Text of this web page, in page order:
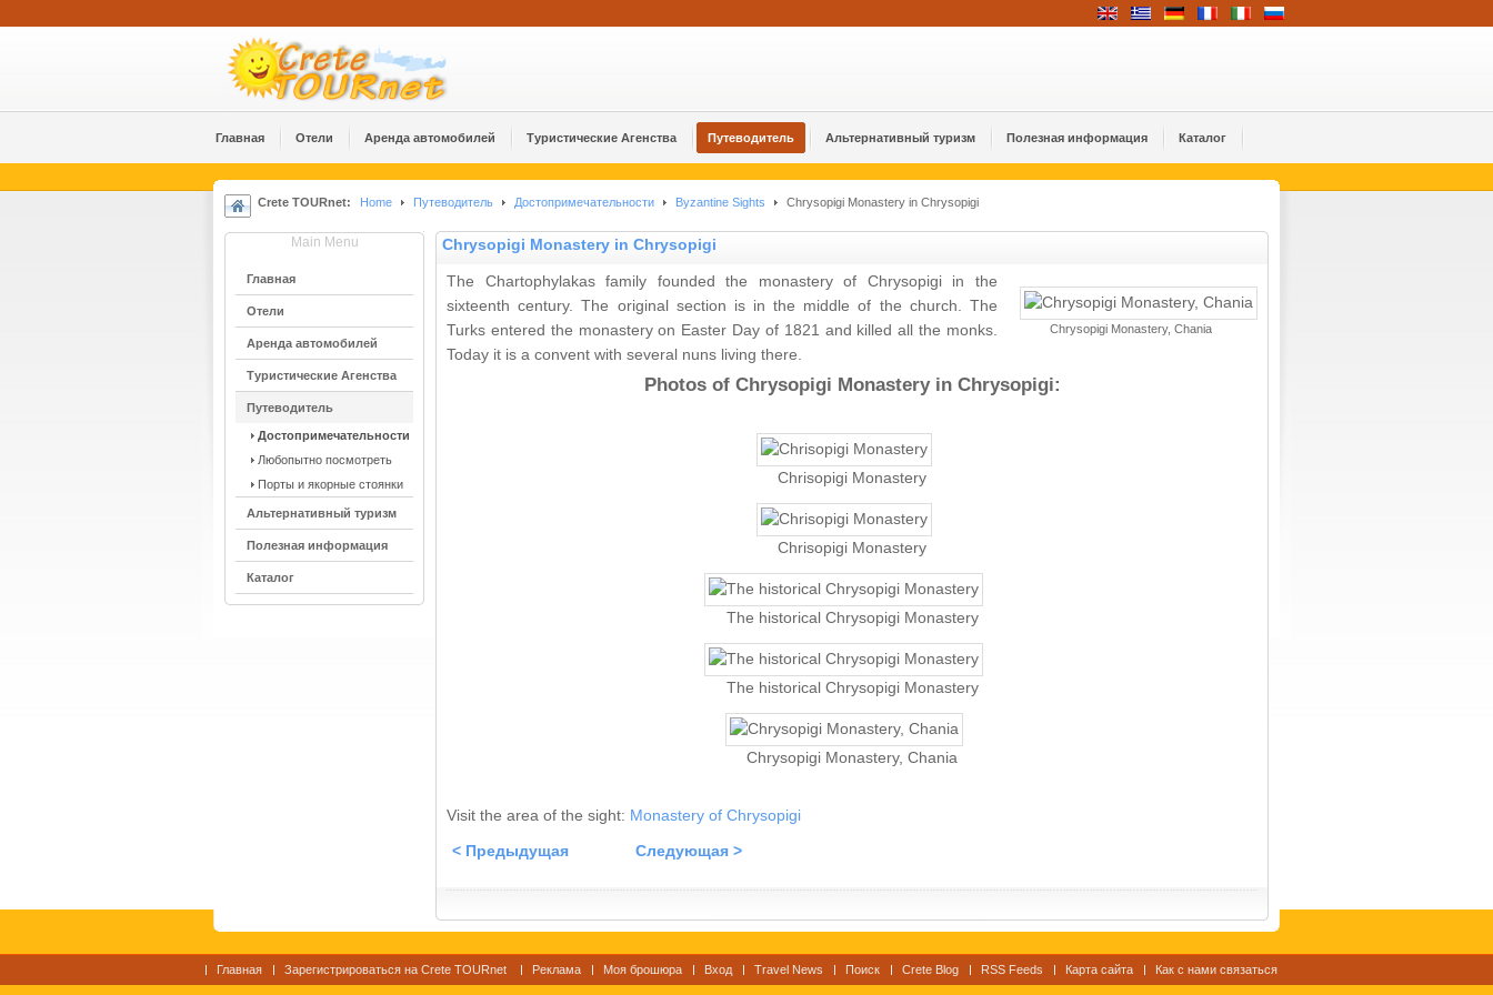
Главная Отели Аренда автомобилей Туристические Агенства Путеводитель Альтернативный туризм Полезная информация Каталог
Crete TOURnet: Home Путеводитель Достопримечательности Byzantine Sights Chrysopigi Monastery in Chrysopigi
Main Menu
Главная
Отели
Аренда автомобилей
Туристические Агенства
Путеводитель
Достопримечательности
Любопытно посмотреть
Порты и якорные стоянки
Альтернативный туризм
Полезная информация
Каталог
Chrysopigi Monastery in Chrysopigi
Chrysopigi Monastery, Chania
The Chartophylakas family founded the monastery of Chrysopigi in the
sixteenth century. The original section is in the middle of the church. The
Turks entered the monastery on Easter Day of 1821 and killed all the monks.
Today it is a convent with several nuns living there.
Photos of Chrysopigi Monastery in Chrysopigi:
Chrisopigi Monastery
Chrisopigi Monastery
The historical Chrysopigi Monastery
The historical Chrysopigi Monastery
Chrysopigi Monastery, Chania
Visit the area of the sight: Monastery of Chrysopigi
< Предыдущая Следующая >
Главная Зарегистрироваться на Crete TOURnet Реклама Моя брошюра Вход Travel News Поиск Crete Blog RSS Feeds Карта сайта Как с нами связаться